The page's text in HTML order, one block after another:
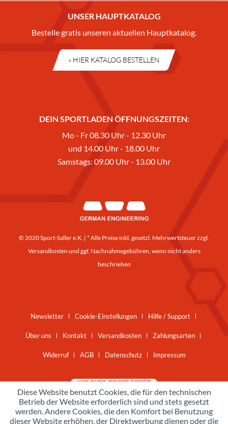
UNSER HAUPTKATALOG
Bestelle gratis unseren aktuellen Hauptkatalog.
» HIER KATALOG BESTELLEN
DEIN SPORTLADEN ÖFFNUNGSZEITEN:
Mo - Fr 08.30 Uhr - 12.30 Uhr
und 14.00 Uhr - 18.00 Uhr
Samstags: 09.00 Uhr - 13.00 Uhr
© 2020 Sport-Saller e.K. | * Alle Preise inkl. gesetzl. Mehrwertsteuer zzgl.
Versandkosten und ggf. Nachnahmegebühren, wenn nicht anders
beschrieben
Newsletter Cookie-Einstellungen Hilfe / Support
Über uns Kontakt Versandkosten Zahlungsarten
Widerruf AGB Datenschutz Impressum
Diese Website benutzt Cookies, die für den technischen
Betrieb der Website erforderlich sind und stets gesetzt
werden. Andere Cookies, die den Komfort bei Benutzung
dieser Website erhöhen, der Direktwerbung dienen oder die